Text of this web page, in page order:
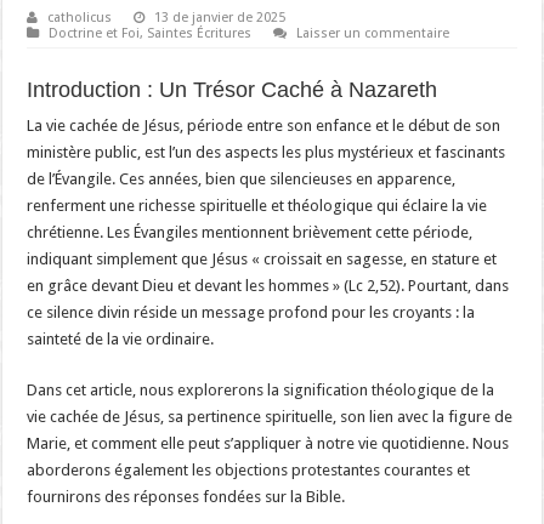
catholicus
13 de janvier de 2025
Doctrine et Foi, Saintes Écritures Laisser un commentaire
Introduction : Un Trésor Caché à Nazareth
La vie cachée de Jésus, période entre son enfance et le début de son
ministère public, est l’un des aspects les plus mystérieux et fascinants
de l’Évangile. Ces années, bien que silencieuses en apparence,
renferment une richesse spirituelle et théologique qui éclaire la vie
chrétienne. Les Évangiles mentionnent brièvement cette période,
indiquant simplement que Jésus « croissait en sagesse, en stature et
en grâce devant Dieu et devant les hommes » (Lc 2,52). Pourtant, dans
ce silence divin réside un message profond pour les croyants : la
sainteté de la vie ordinaire.
Dans cet article, nous explorerons la signification théologique de la
vie cachée de Jésus, sa pertinence spirituelle, son lien avec la figure de
Marie, et comment elle peut s’appliquer à notre vie quotidienne. Nous
aborderons également les objections protestantes courantes et
fournirons des réponses fondées sur la Bible.